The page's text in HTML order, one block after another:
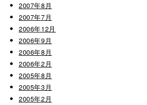
2007年8月
2007年7月
2006年12月
2006年9月
2006年8月
2006年2月
2005年8月
2005年3月
2005年2月